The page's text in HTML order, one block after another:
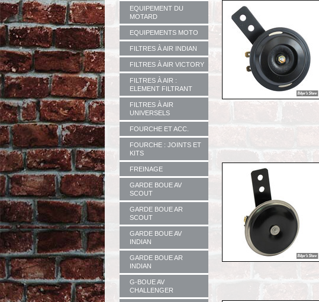
EQUIPEMENT DU
MOTARD
EQUIPEMENTS MOTO
FILTRES À AIR INDIAN
FILTRES À AIR VICTORY
FILTRES À AIR :
ELEMENT FILTRANT
FILTRES À AIR
UNIVERSELS
FOURCHE ET ACC.
FOURCHE : JOINTS ET
KITS
FREINAGE
GARDE BOUE AV
SCOUT
GARDE BOUE AR
SCOUT
GARDE BOUE AV
INDIAN
GARDE BOUE AR
INDIAN
G-BOUE AV
CHALLENGER